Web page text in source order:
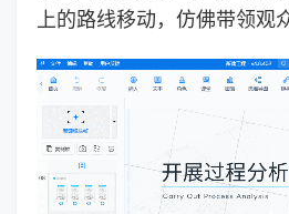
上的路线移动，仿佛带领观